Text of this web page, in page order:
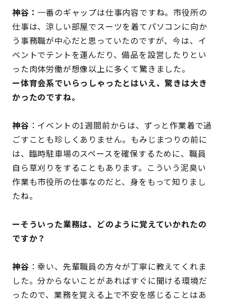
神谷： 一番のギャップは仕事内容ですね。市役所の
仕事は、涼しい部屋でスーツを着てパソコンに向か
う事務職が中心だと思っていたのですが、今は、イ
ベントでテントを運んだり、備品を設営したりとい
った肉体労働が想像以上に多くて驚きました。
ー体育会系でいらっしゃったとはいえ、驚きは大き
かったのですね。
神谷 ：イベントの1週間前からは、ずっと作業着で過
ごすことも珍しくありません。もみじまつりの前に
は、臨時駐車場のスペースを確保するために、職員
自ら草刈りをすることもあります。こういう泥臭い
作業も市役所の仕事なのだと、身をもって知りまし
たね。
ーそういった業務は、どのように覚えていかれたの
ですか？
神谷 ：幸い、先輩職員の方々が丁寧に教えてくれま
した。分からないことがあればすぐに聞ける環境だ
ったので、業務を覚える上で不安を感じることはあ